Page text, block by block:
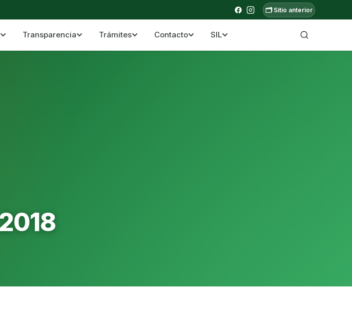
🗂️ Sitio anterior
· Pastaza · Llanganates y Amazonía ecuatoriana
Transparencia Trámites Contacto SIL